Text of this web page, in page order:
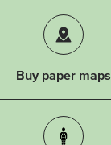
Buy paper maps